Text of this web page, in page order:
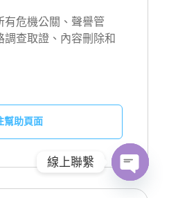
有危機公關、聲譽管
查取證、內容刪除和
幫助頁面
線上聯繫
O